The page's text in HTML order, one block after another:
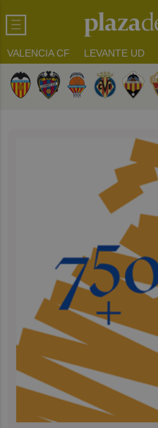
VALENCIA CF LEVANTE UD